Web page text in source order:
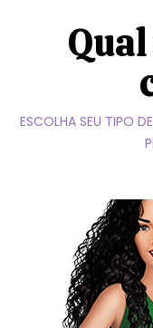
ESCOLHA SEU TIPO